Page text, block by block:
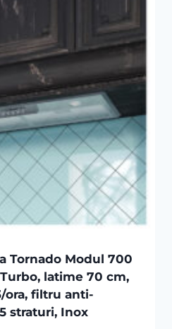
Tornado Modul 700
latime 70 cm,
ora, filtru anti-
straturi, Inox